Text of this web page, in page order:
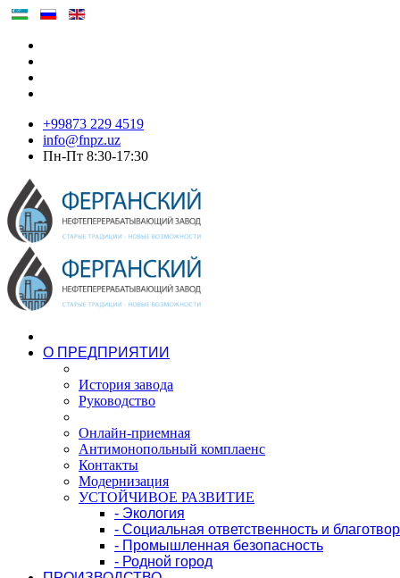
+99873 229 4519
info@fnpz.uz
Пн-Пт 8:30-17:30
О ПРЕДПРИЯТИИ
История завода
Руководство
Онлайн-приемная
Антимонопольный комплаенс
Контакты
Модернизация
УСТОЙЧИВОЕ РАЗВИТИЕ
- Экология
- Социальная ответственность и
- Промышленная безопасность
- Родной город